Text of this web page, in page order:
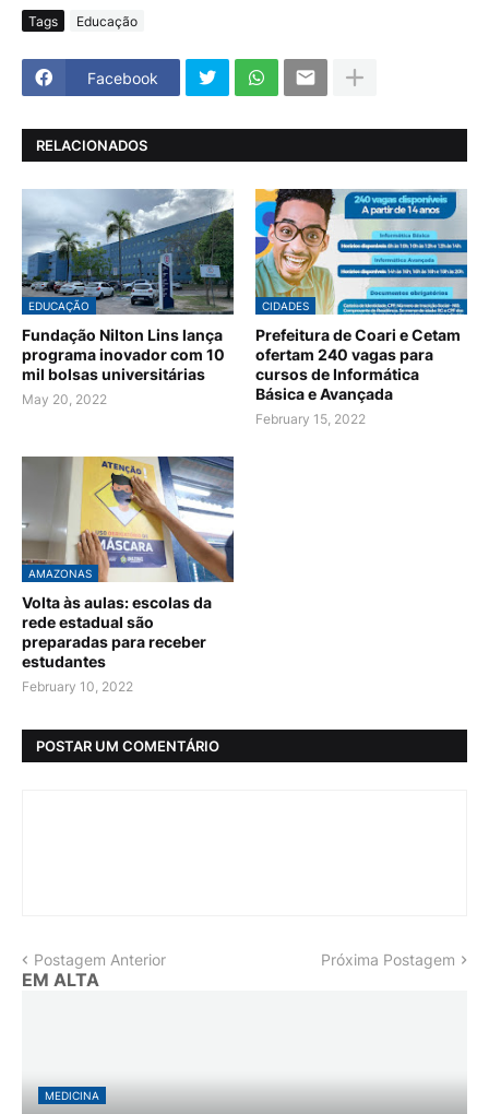
Tags Educação
Facebook
RELACIONADOS
EDUCAÇÃO
Fundação Nilton Lins lança
programa inovador com 10
mil bolsas universitárias
May 20, 2022
CIDADES
Prefeitura de Coari e Cetam
ofertam 240 vagas para
cursos de Informática
Básica e Avançada
February 15, 2022
AMAZONAS
Volta às aulas: escolas da
rede estadual são
preparadas para receber
estudantes
February 10, 2022
POSTAR UM COMENTÁRIO
Postagem Anterior Próxima Postagem
EM ALTA
MEDICINA